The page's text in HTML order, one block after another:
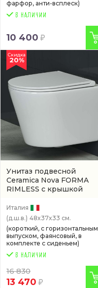
фарфор, анти-всплеск)
10 400
Унитаз подвесной
Ceramica Nova FORMA
RIMLESS с крышкой
безободковый, белый
(CN3011)
Скидка
20%
Италия
(д.ш.в.) 48x37x33 см.
(короткий, с горизонтальным
выпуском, фаянсовый, в
комплекте с сиденьем)
16 830
13 470